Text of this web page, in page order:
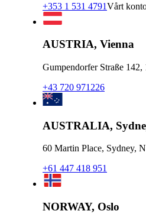
+353 1 531 4791Vårt
AUSTRIA, Vienna
Gumpendorfer Straße
+43 720 971226
AUSTRALIA,
60 Martin Place, Sydney,
+61 447 418 951
NORWAY, Oslo